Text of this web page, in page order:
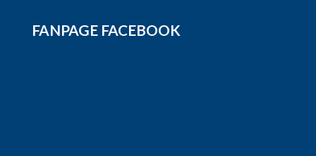
FANPAGE FACEBOOK